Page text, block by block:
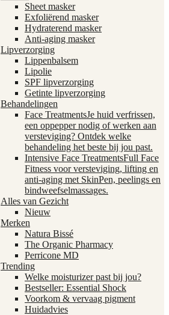
Sheet masker
Exfoliërend masker
Hydraterend masker
Anti-aging masker
Lipverzorging
Lippenbalsem
Lipolie
SPF lipverzorging
Getinte lipverzorging
Behandelingen
Face TreatmentsJe huid verfrissen,
een oppepper nodig of werken aan
versteviging? Ontdek welke
behandeling het beste bij jou past.
Intensive Face TreatmentsFull Face
Fitness voor versteviging, lifting en
anti-aging met SkinPen, peelings en
bindweefselmassages.
Alles van Gezicht
Nieuw
Merken
Natura Bissé
The Organic Pharmacy
Perricone MD
Trending
Welke moisturizer past bij jou?
Bestseller: Essential Shock
Voorkom & vervaag pigment
Huidadvies